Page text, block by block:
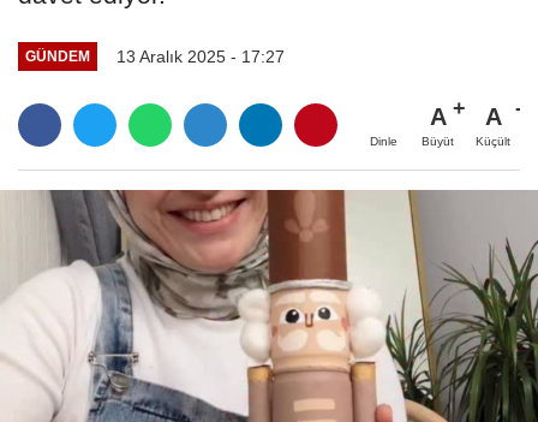
GÜNDEM 13 Aralık 2025 - 17:27
Dinle
A
Büyüt
A
Küçült